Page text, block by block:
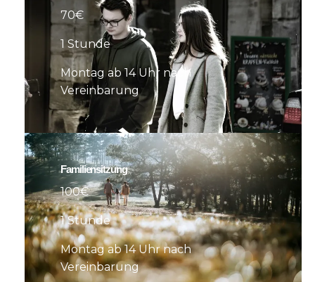
70€
1 Stunde
Montag ab 14 Uhr nach
Vereinbarung
Familiensitzung
100€
1 Stunde
Montag ab 14 Uhr nach
Vereinbarung